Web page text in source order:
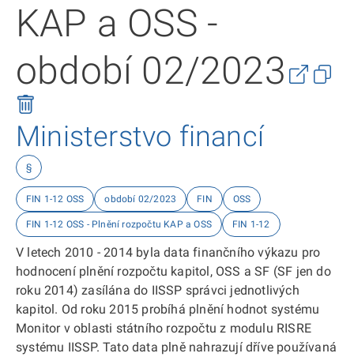
KAP a OSS -
období 02/2023
Ministerstvo financí
§
FIN 1-12 OSS období 02/2023 FIN OSS
FIN 1-12 OSS - Plnění rozpočtu KAP a OSS FIN 1-12
V letech 2010 - 2014 byla data finančního výkazu pro
hodnocení plnění rozpočtu kapitol, OSS a SF (SF jen do
roku 2014) zasílána do IISSP správci jednotlivých
kapitol. Od roku 2015 probíhá plnění hodnot systému
Monitor v oblasti státního rozpočtu z modulu RISRE
systému IISSP. Tato data plně nahrazují dříve používaná